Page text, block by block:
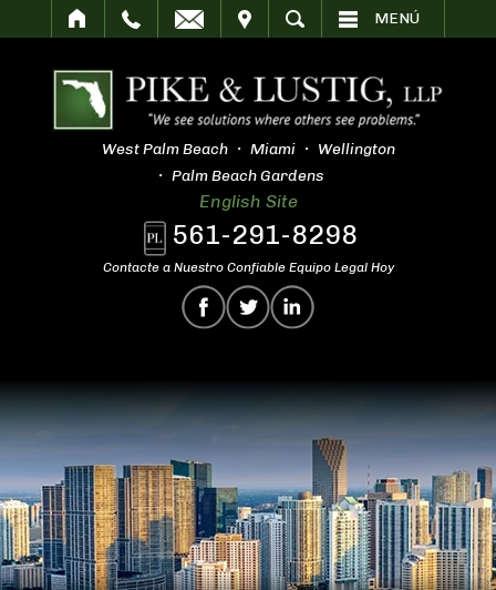
BUSCAR MENÚ
West Palm Beach Miami
Wellington
Palm Beach Gardens
English Site
561-291-8298
Contacte a Nuestro Confiable Equipo Legal Hoy